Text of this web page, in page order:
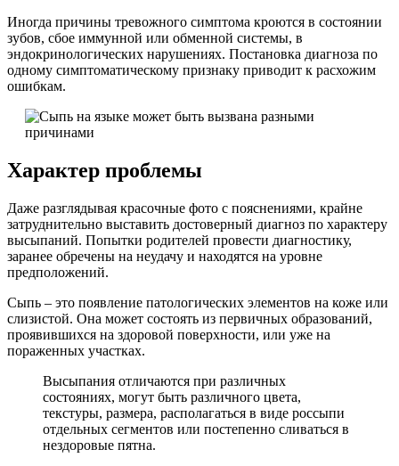
Иногда причины тревожного симптома кроются в состоянии
зубов, сбое иммунной или обменной системы, в
эндокринологических нарушениях. Постановка диагноза по
одному симптоматическому признаку приводит к расхожим
ошибкам.
Характер проблемы
Даже разглядывая красочные фото с пояснениями, крайне
затруднительно выставить достоверный диагноз по характеру
высыпаний. Попытки родителей провести диагностику,
заранее обречены на неудачу и находятся на уровне
предположений.
Сыпь – это появление патологических элементов на коже или
слизистой. Она может состоять из первичных образований,
проявившихся на здоровой поверхности, или уже на
пораженных участках.
Высыпания отличаются при различных
состояниях, могут быть различного цвета,
текстуры, размера, располагаться в виде россыпи
отдельных сегментов или постепенно сливаться в
нездоровые пятна.